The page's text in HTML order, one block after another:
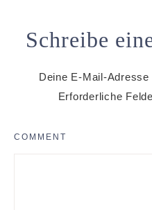
Schreibe
Deine E-Mail-
Erforderliche
COMMENT